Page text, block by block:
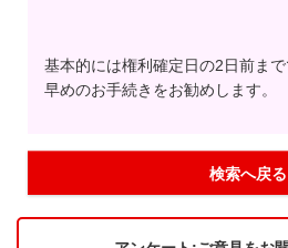
基本的には権利確定日の2日前ま
早めのお手続きをお勧めします。
検索へ戻る